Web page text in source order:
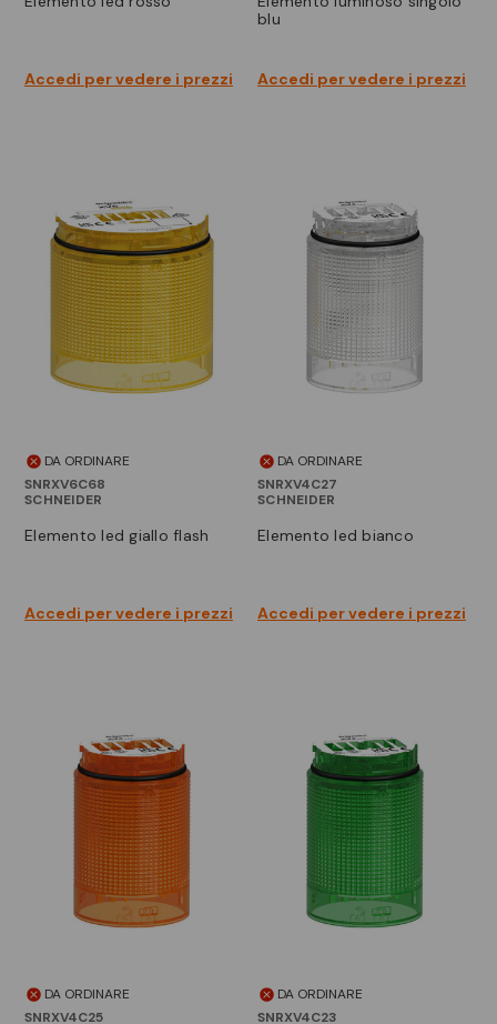
Accedi per vedere i prezzi
blu
Accedi per vedere i prezzi
DA ORDINARE
SNRXV6C68
SCHNEIDER
elemento led giallo flash
Accedi per vedere i prezzi
DA ORDINARE
SNRXV4C27
SCHNEIDER
elemento led bianco
Accedi per vedere i prezzi
DA ORDINARE
SNRXV4C25
DA ORDINARE
SNRXV4C23